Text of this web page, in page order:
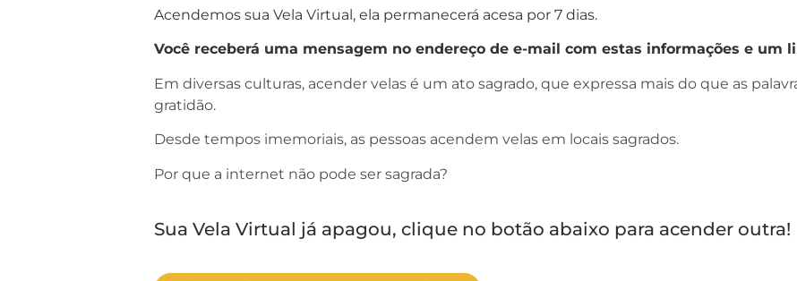
Acendemos sua Vela Virtual, ela permanecerá acesa por 7 dias.
Você receberá uma mensagem no endereço de e-mail com estas informações e um
Em diversas culturas, acender velas é um ato sagrado, que expressa mais do que as
gratidão.
Desde tempos imemoriais, as pessoas acendem velas em locais sagrados.
Por que a internet não pode ser sagrada?
Sua Vela Virtual já apagou, clique no botão abaixo para acender outra!